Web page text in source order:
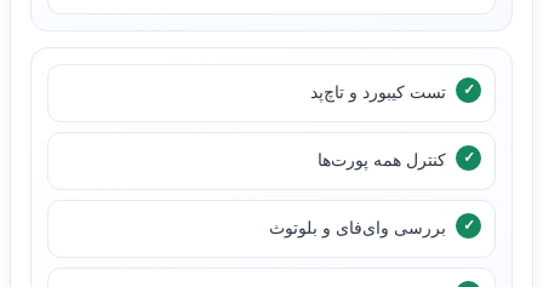
تست کیبورد و تاچ‌پد
کنترل همه پورت‌ها
بررسی وای‌فای و بلوتوث